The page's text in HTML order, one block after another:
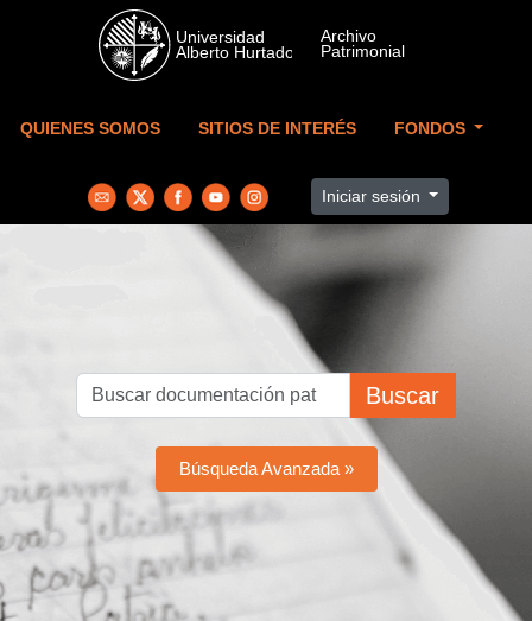
Skip to main content
QUIENES SOMOS SITIOS DE INTERÉS FONDOS
Iniciar sesión
Buscar
Búsqueda Avanzada »